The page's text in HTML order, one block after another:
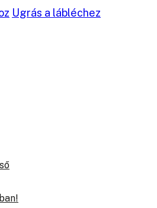
Ugrás a lábléchez